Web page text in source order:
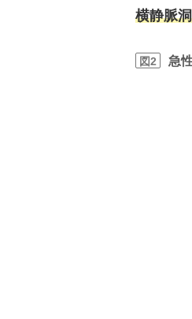
横静脈洞
図2 急